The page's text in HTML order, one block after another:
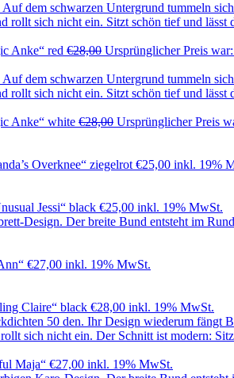
Anke“ red €28,00 Ursprünglicher Preis
Anke“ white €28,00 Ursprünglicher Preis
Overknee“ ziegelrot €25,00 inkl. 19%
Jessi“ black €25,00 inkl. 19% MwSt.
€27,00 inkl. 19% MwSt.
Claire“ black €28,00 inkl. 19% MwSt.
Maja“ €27,00 inkl. 19% MwSt.